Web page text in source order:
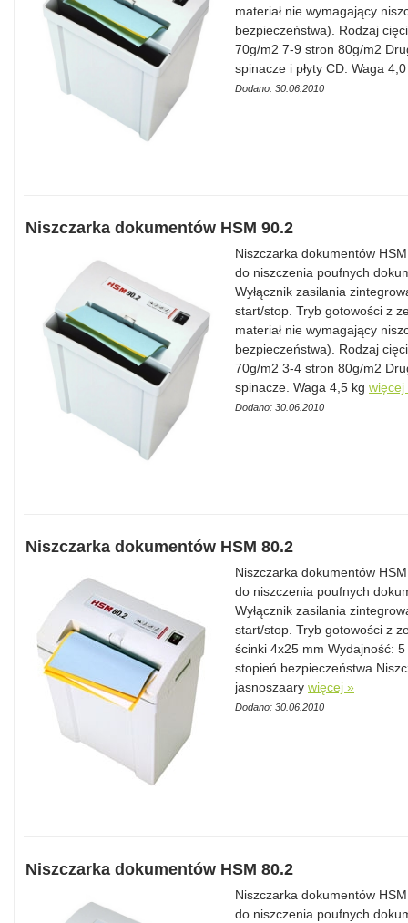
materiał nie wymagający
bezpieczeństwa). Rodzaj
70g/m2 7-9 stron 80g/m2
spinacze i płyty CD. Waga
Dodano: 30.06.2010
Niszczarka dokumentów HSM 90.2
Niszczarka dokumentów
do niszczenia poufnych
Wyłącznik zasilania
start/stop. Tryb gotowości z
materiał nie wymagający
bezpieczeństwa). Rodzaj
70g/m2 3-4 stron 80g/m2
spinacze. Waga 4,5 kg więcej
Dodano: 30.06.2010
Niszczarka dokumentów HSM 80.2
Niszczarka dokumentów
do niszczenia poufnych
Wyłącznik zasilania
start/stop. Tryb gotowości z
ścinki 4x25 mm Wydajność:
stopień bezpieczeństwa
jasnoszaary więcej »
Dodano: 30.06.2010
Niszczarka dokumentów HSM 80.2
Niszczarka dokumentów
do niszczenia poufnych